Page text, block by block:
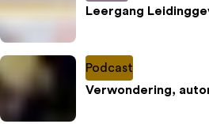
Leergang
Podcast
Verwondering,